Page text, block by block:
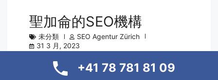
聖加侖的SEO機構
未分類
SEO Agentur Zürich
31 3 月, 2023
如果您正在大聖加侖地區尋找一流的SEO機
構，那麼您來對地方了。 我們的搜尋引擎優
+41 78 781 81 09